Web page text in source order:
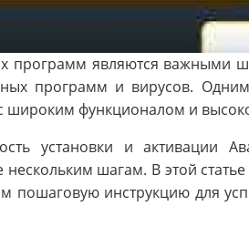
программ являются важными
программ и вирусов.
широким функционалом и
установки и активации
нескольким шагам. В этой
пошаговую инструкцию для